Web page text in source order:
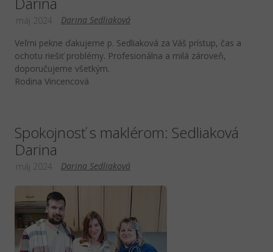
Darina Sedliaková
máj 2024
Veľmi pekne ďakujeme p. Sedliaková za Váš prístup, čas a
ochotu riešiť problémy. Profesionálna a milá zároveň,
doporučujeme všetkým.
Rodina Vincencová
Spokojnosť s maklérom: Sedliaková
Darina
Darina Sedliaková
máj 2024